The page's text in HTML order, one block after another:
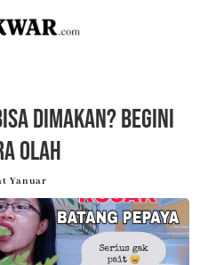
Dimakan? Begini
Olah
Yanuar